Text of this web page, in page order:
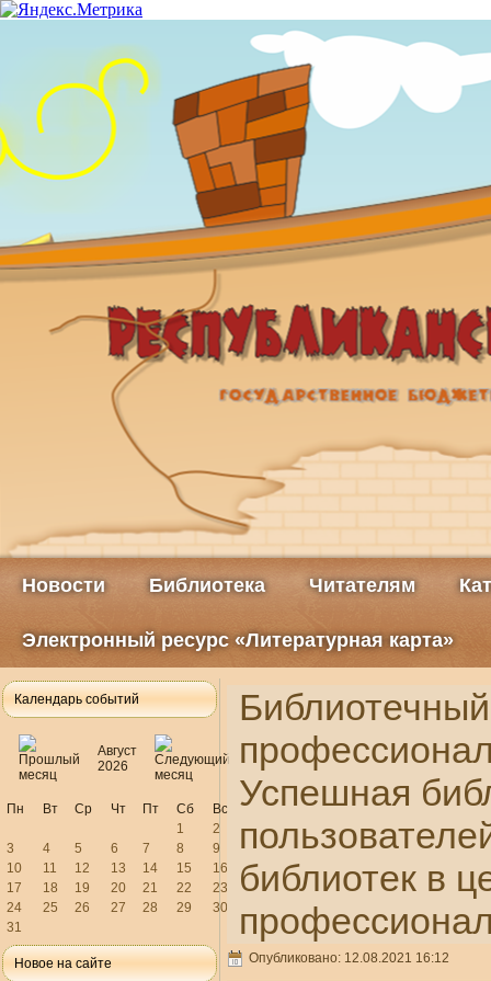
Новости Библиотека Читателям
Электронный ресурс «Литературная карта»
Календарь событий
Август
2026
Пн Вт Ср Чт Пт Сб
Вс
1
2
3
4 5 6 7 8
9
10
11 12 13 14 15
16
17
18 19 20 21 22
23
24
25 26 27 28 29
30
31
Новое на сайте
Успешная
библиотек в
Опубликовано: 12.08.2021 16:12